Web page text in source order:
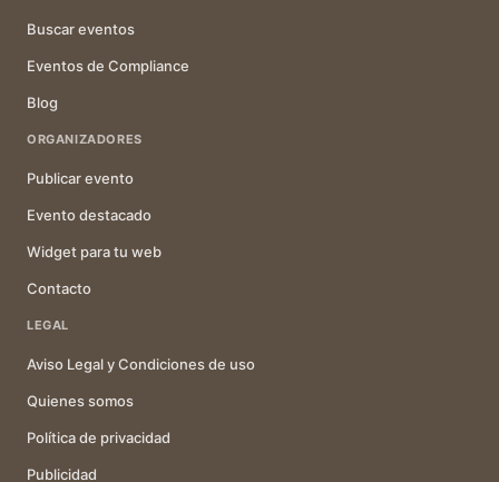
Buscar eventos
Eventos de Compliance
Blog
ORGANIZADORES
Publicar evento
Evento destacado
Widget para tu web
Contacto
LEGAL
Aviso Legal y Condiciones de uso
Quienes somos
Política de privacidad
Publicidad